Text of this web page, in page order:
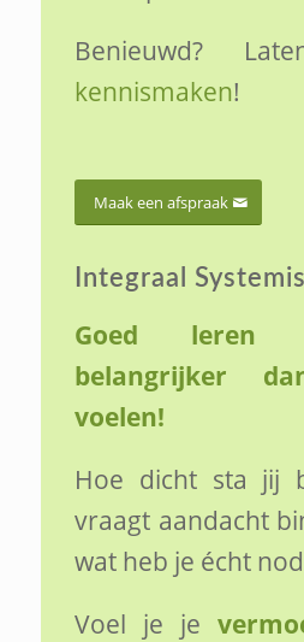
Benieuwd?
kennismaken!
Maak een afspraak
Integraal
Goed leren
belangrijker
voelen!
Hoe dicht sta jij
vraagt aandacht
wat heb je écht
Voel je je